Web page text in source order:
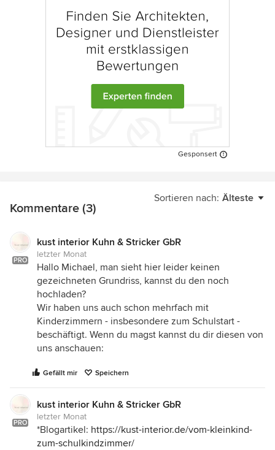
Gesponsert
Sortieren nach: Älteste
Kommentare (3)
PRO
kust interior Kuhn & Stricker GbR
letzter Monat
Hallo Michael, man sieht hier leider keinen
gezeichneten Grundriss, kannst du den noch
hochladen?
Wir haben uns auch schon mehrfach mit
Kinderzimmern - insbesondere zum Schulstart -
beschäftigt. Wenn du magst kannst du dir diesen von
uns anschauen:
Gefällt mir Speichern
PRO
kust interior Kuhn & Stricker GbR
letzter Monat
*Blogartikel: https://kust-interior.de/vom-kleinkind-
zum-schulkindzimmer/